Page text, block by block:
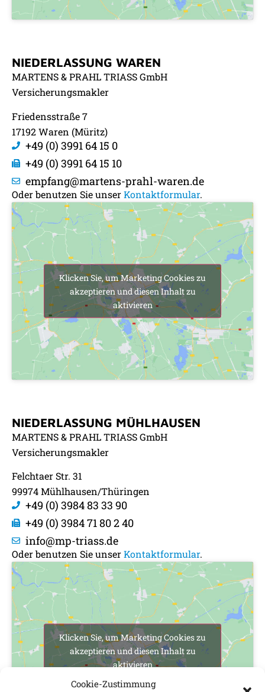
Cookie-Zustimmung
NIEDERLASSUNG WAREN
MARTENS & PRAHL TRIASS GmbH
Versicherungsmakler
Friedensstraße 7
17192 Waren (Müritz)
+49 (0) 3991 64 15 0
+49 (0) 3991 64 15 10
empfang@martens-prahl-waren.de
Oder benutzen Sie unserKontaktformular.
Klicken Sie, um Marketing Cookies zu
akzeptieren und diesen Inhalt zu
aktivieren
NIEDERLASSUNG MÜHLHAUSEN
MARTENS & PRAHL TRIASS GmbH
Versicherungsmakler
Felchtaer Str. 31
99974 Mühlhausen/Thüringen
+49 (0) 3984 83 33 90
+49 (0) 3984 71 80 2 40
info@mp-triass.de
Oder benutzen Sie unserKontaktformular.
Klicken Sie, um Marketing Cookies zu
akzeptieren und diesen Inhalt zu
aktivieren